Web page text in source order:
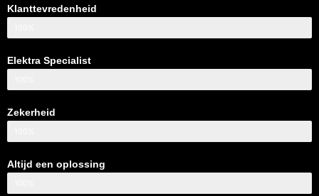
Klanttevredenheid
Elektra Specialist
Zekerheid
Altijd een oplossing